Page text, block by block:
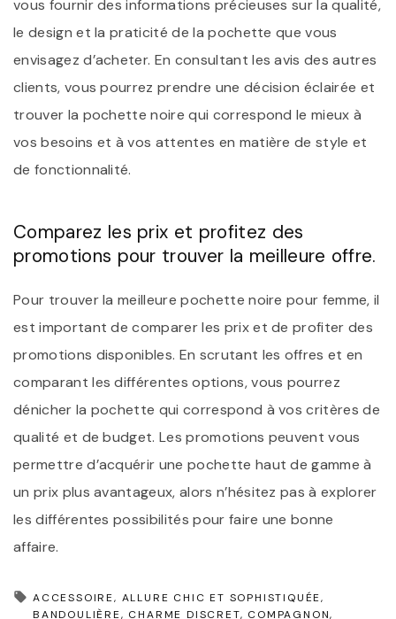
vous fournir des informations précieuses sur la qualité,
le design et la praticité de la pochette que vous
envisagez d’acheter. En consultant les avis des autres
clients, vous pourrez prendre une décision éclairée et
trouver la pochette noire qui correspond le mieux à
vos besoins et à vos attentes en matière de style et
de fonctionnalité.
Comparez les prix et profitez des
promotions pour trouver la meilleure offre.
Pour trouver la meilleure pochette noire pour femme, il
est important de comparer les prix et de profiter des
promotions disponibles. En scrutant les offres et en
comparant les différentes options, vous pourrez
dénicher la pochette qui correspond à vos critères de
qualité et de budget. Les promotions peuvent vous
permettre d’acquérir une pochette haut de gamme à
un prix plus avantageux, alors n’hésitez pas à explorer
les différentes possibilités pour faire une bonne
affaire.
ACCESSOIRE ALLURE CHIC ET SOPHISTIQUÉE
BANDOULIÈRE
CHARME DISCRET
COMPAGNON